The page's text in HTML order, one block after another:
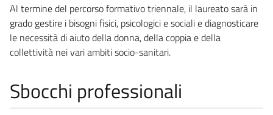
Al termine del percorso formativo triennale, il laureato sarà in
grado gestire i bisogni fisici, psicologici e sociali e diagnosticare
le necessità di aiuto della donna, della coppia e della
collettività nei vari ambiti socio-sanitari.
Sbocchi professionali